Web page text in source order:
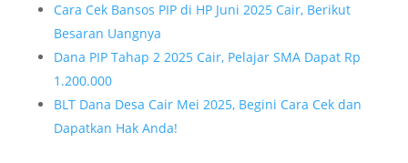
Cara Cek Bansos PIP di HP Juni 2025 Cair, Berikut
Besaran Uangnya
Dana PIP Tahap 2 2025 Cair, Pelajar SMA Dapat Rp
1.200.000
BLT Dana Desa Cair Mei 2025, Begini Cara Cek dan
Dapatkan Hak Anda!